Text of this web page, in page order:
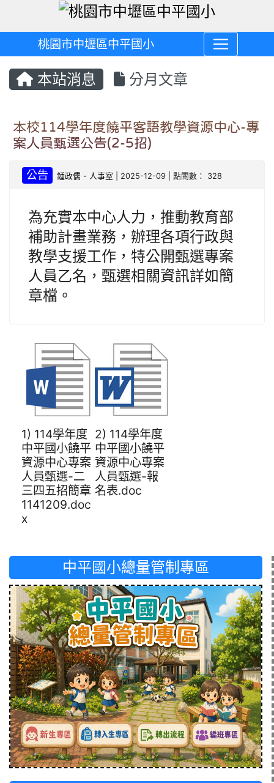
桃園市中壢區中平國小
本站消息 分月文章
本校114學年度饒平客語教學資源中心-專
案人員甄選公告(2-5招)
公告 鍾政儒 - 人事室 | 2025-12-09 | 點閱數： 328
為充實本中心人力，推動教育部
補助計畫業務，辦理各項行政與
教學支援工作，特公開甄選專案
人員乙名，甄選相關資訊詳如簡
章檔。
1) 114學年度
中平國小饒平
資源中心專案
人員甄選-二
三四五招簡章
1141209.doc
x
2) 114學年度
中平國小饒平
資源中心專案
人員甄選-報
名表.doc
中平國小總量管制專區